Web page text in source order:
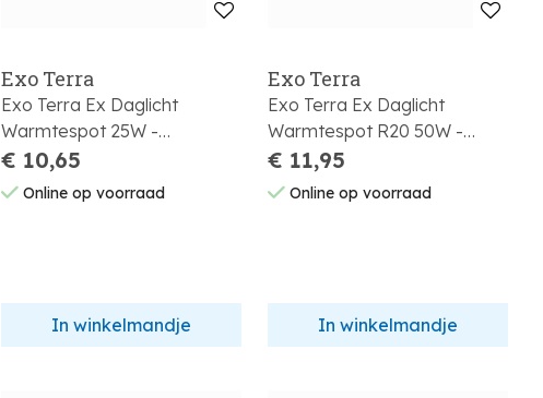
Exo Terra
Exo Terra Ex Daglicht
Warmtespot 25W -
6,5X6,5X10Cm I6 O120
P1440
€ 10,65
Online op voorraad
In winkelmandje
Exo Terra
Exo Terra Ex Daglicht
Warmtespot R20 50W -
6X6X10,5Cm 6X6X10,5Cm I6
O120 P1440
€ 11,95
Online op voorraad
In winkelmandje